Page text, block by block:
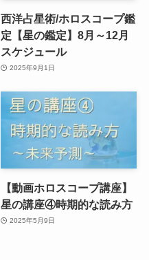
西洋占星術/ホロスコープ鑑
定【星の鑑定】8月～12月
スケジュール
2025年9月1日
【動画ホロスコープ講座】
星の講座④時期的な読み方
2025年5月9日